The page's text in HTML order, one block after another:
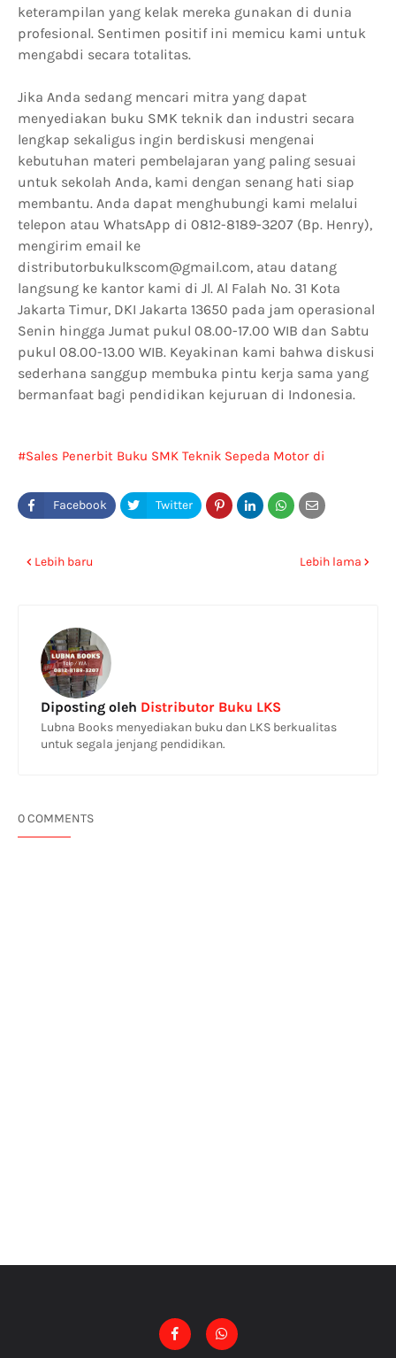
keterampilan yang kelak mereka gunakan di dunia
profesional. Sentimen positif ini memicu kami untuk
mengabdi secara totalitas.
Jika Anda sedang mencari mitra yang dapat
menyediakan buku SMK teknik dan industri secara
lengkap sekaligus ingin berdiskusi mengenai
kebutuhan materi pembelajaran yang paling sesuai
untuk sekolah Anda, kami dengan senang hati siap
membantu. Anda dapat menghubungi kami melalui
telepon atau WhatsApp di 0812-8189-3207 (Bp. Henry),
mengirim email ke
distributorbukulkscom@gmail.com, atau datang
langsung ke kantor kami di Jl. Al Falah No. 31 Kota
Jakarta Timur, DKI Jakarta 13650 pada jam operasional
Senin hingga Jumat pukul 08.00-17.00 WIB dan Sabtu
pukul 08.00-13.00 WIB. Keyakinan kami bahwa diskusi
sederhana sanggup membuka pintu kerja sama yang
bermanfaat bagi pendidikan kejuruan di Indonesia.
Sales Penerbit Buku SMK Teknik Sepeda Motor di
Lebih baru Lebih lama
Diposting oleh Distributor Buku LKS
Lubna Books menyediakan buku dan LKS berkualitas
untuk segala jenjang pendidikan.
0 COMMENTS